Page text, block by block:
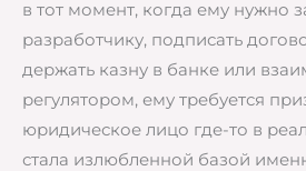
в тот момент, когда ему нужно
разработчику, подписать
держать казну в банке или
регулятором, ему требуется
юридическое лицо где-то в
стала излюбленной базой